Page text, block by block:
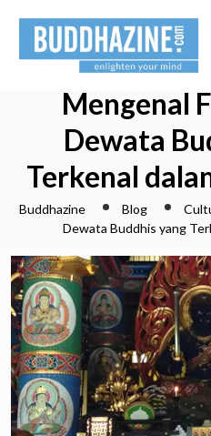
Mengenal
Dewata
Terkenal
Buddhazine Blog
Dewata Buddhis yang